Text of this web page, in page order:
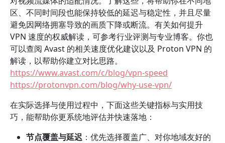
区、不同时间段也能保持较低的延迟与稳定性，并且尽量
避免因网络拥塞导致的画质下降或断流。有关如何提升
VPN 速度的权威解读，可参考行业评测与专业博客。你也
可以查阅 Avast 的相关速度优化建议以及 Proton VPN 的
解读，以帮助你建立对比思路。
https://www.avast.com/c/blog/vpn-speed
https://protonvpn.com/blog/why-use-vpn/
在实际选择与使用过程中，下面这些关键指标与实用技
巧，能帮助你更系统地评估并快速落地：
节点覆盖与延迟 ：优先选择覆盖广、对你地域友好的